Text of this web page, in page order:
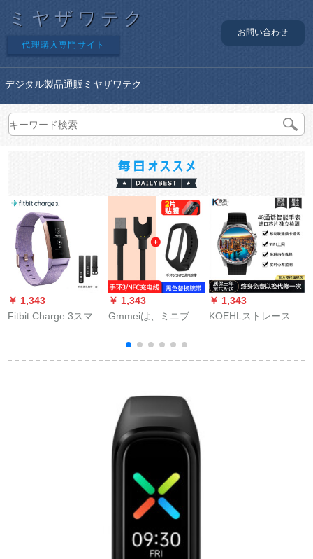
ミヤザワテク
代理購入専門サイト
お問い合わせ
デジタル製品通販ミヤザワテク
￥ 1,343
Fitbit Charge 3スマー
モニタリング多機能
￥ 1,343
Gmmeiは、ミニブリ
の充電線MI 3 NFCの
ファ·ストシャジッミ
￥ 1,343
KOEHLストレースト
合一分离式通话可能